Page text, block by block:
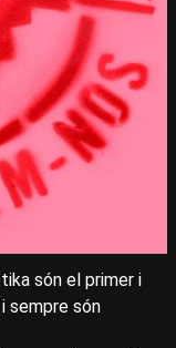
són el primer i
sempre són